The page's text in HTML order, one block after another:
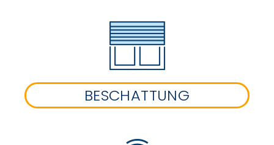
BESCHATTUNG